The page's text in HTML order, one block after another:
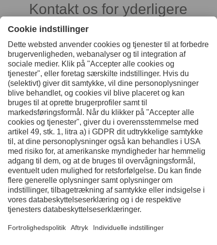
Kontakt os for yderligere
oplysninger
Kontakt
Facebook
Instagram